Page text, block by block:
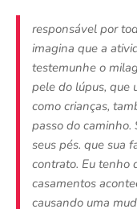
responsável por
imagina que a
testemunhe o
pele do lúpus, que
como crianças,
passo do caminho.
seus pés. que sua
contrato. Eu tenho
casamentos
causando uma